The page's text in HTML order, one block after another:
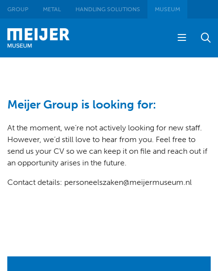
GROUP METAL HANDLING SOLUTIONS MUSEUM
Meijer Group is looking for:
At the moment, we’re not actively looking for new staff.
However, we’d still love to hear from you. Feel free to
send us your CV so we can keep it on file and reach out if
an opportunity arises in the future.
Contact details: personeelszaken@meijermuseum.nl